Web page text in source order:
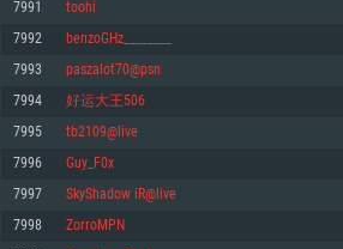
Placa Gráfica: Placa com DirectX 11: AMD
GTX 660. Resolução mínima suportada: 720p
Network: Internet de banda larga.
Disco: 23,1 GB
Recomendado
Placa Gráfica: Intel Iris Pro 5200 (Mac),
Resolução mínima suportada: 720p com
Network: Internet de banda larga.
Disco: 21,5 GB
Recomendado
Placa Gráfica: NVIDIA 660 com os drivers mais
meses) / equivalentes AMD com os drivers
Vulkan (não mais de 6 meses); Resolução
Network: Internet de banda larga.
Disco: 21,5 GB
Recomendado
Sistema Operativo: Ubuntu 20.04 64bit
Processador: Intel Core i7
7991 toohi
7992 benzoGHz________
7993 paszalot70@psn
7994 好运大王506
7995 tb2109@live
7996 Guy_F0x
7997 SkyShadow iR@live
7998 ZorroMPN